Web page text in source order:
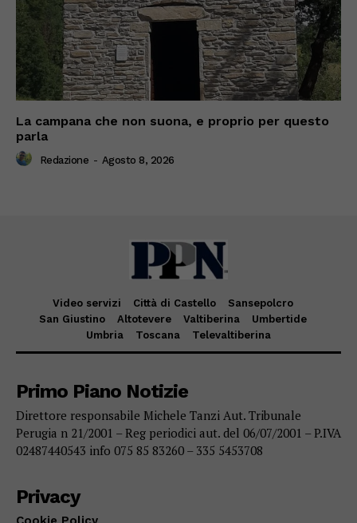
La campana che non suona, e proprio per questo
parla
Redazione - Agosto 8, 2026
Video servizi Città di Castello
Sansepolcro
San Giustino
Altotevere Valtiberina
Umbertide
Umbria
Toscana Televaltiberina
Primo Piano Notizie
Direttore responsabile Michele Tanzi Aut. Tribunale
Perugia n 21/2001 – Reg periodici aut. del 06/07/2001 – P.IVA
02487440543 info 075 85 83260 – 335 5453708
Privacy